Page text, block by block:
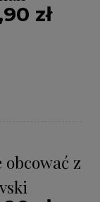
zł
obcować z